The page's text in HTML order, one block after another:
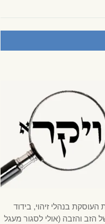
בנהלי זיהוי, בידוד
הזב והזבה (אולי לסגור מעגל